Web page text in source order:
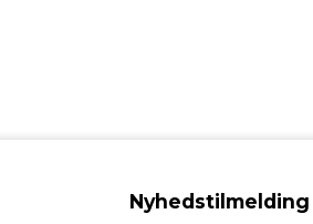
Nyhedstilmelding